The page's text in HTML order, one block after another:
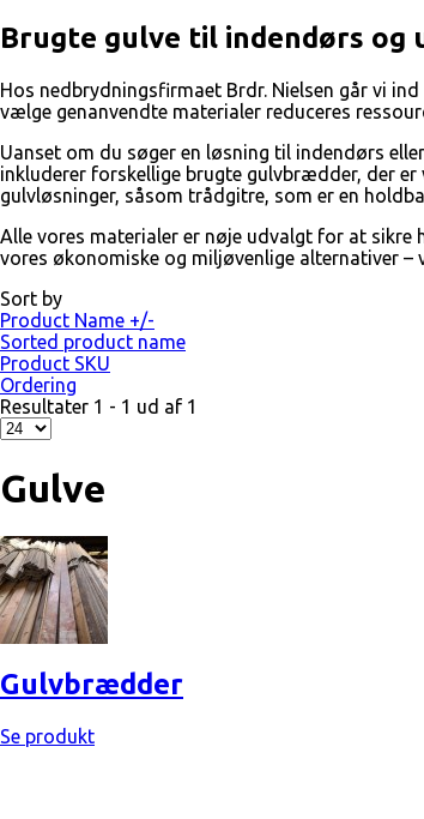
Brugte gulve til indendørs og
Hos nedbrydningsfirmaet Brdr. Nielsen går vi
vælge genanvendte materialer reduceres
Uanset om du søger en løsning til indendørs
inkluderer forskellige brugte gulvbrædder, der
gulvløsninger, såsom trådgitre, som er en
Alle vores materialer er nøje udvalgt for at
vores økonomiske og miljøvenlige alternativer
Sort by
Product Name +/-
Sorted product name
Product SKU
Ordering
Resultater 1 - 1 ud af 1
Gulve
Gulvbrædder
Se produkt